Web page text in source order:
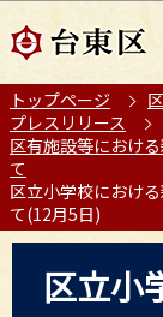
の
ー
ジ
の
先
頭
トップページ
プレスリリース
区有施設等におけ
て
区立小学校におけ
て(12月5日)
区立小